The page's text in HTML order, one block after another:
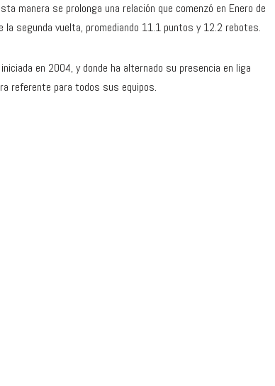
manera se prolonga una relación que comenzó en Enero de
segunda vuelta, promediando 11.1 puntos y 12.2 rebotes.
en 2004, y donde ha alternado su presencia en liga
referente para todos sus equipos.